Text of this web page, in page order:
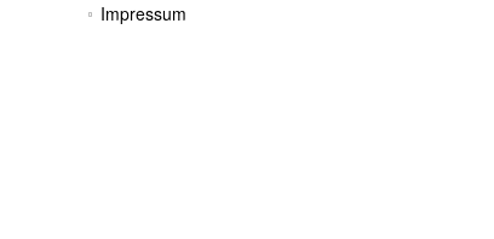
Impressum